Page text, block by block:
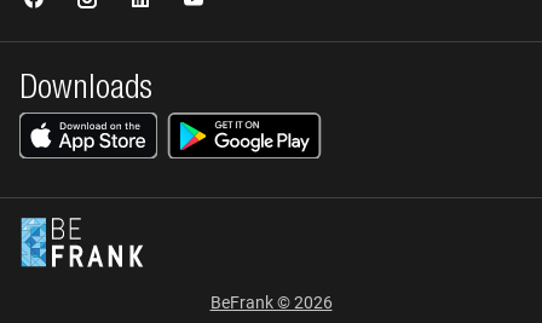
Downloads
BeFrank © 2026